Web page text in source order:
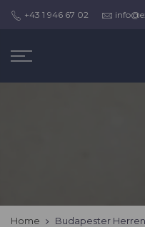
Zum
Inhalt
+43 1 946 67 02
Home Budapester Herren